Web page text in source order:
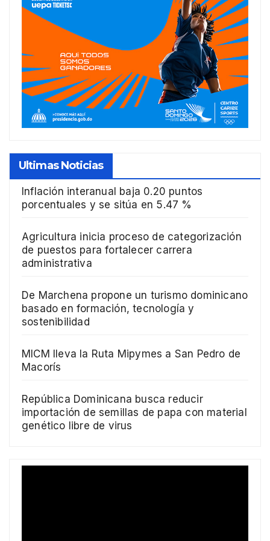
Ultimas Noticias
Inflación interanual baja 0.20 puntos
porcentuales y se sitúa en 5.47 %
Agricultura inicia proceso de categorización
de puestos para fortalecer carrera
administrativa
De Marchena propone un turismo dominicano
basado en formación, tecnología y
sostenibilidad
MICM lleva la Ruta Mipymes a San Pedro de
Macorís
República Dominicana busca reducir
importación de semillas de papa con material
genético libre de virus